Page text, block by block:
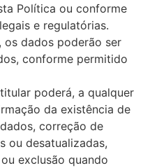
Política ou conforme
e regulatórias.
os dados poderão ser
conforme permitido
poderá, a qualquer
da existência de
correção de
ou desatualizadas,
exclusão quando